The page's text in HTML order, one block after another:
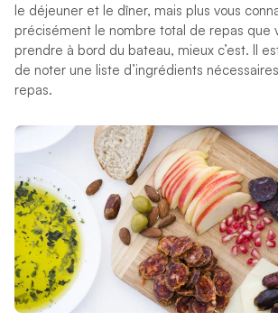
le déjeuner et le dîner, mais plus vous
précisément le nombre total de repas que
prendre à bord du bateau, mieux c’est. Il
de noter une liste d’ingrédients
repas.